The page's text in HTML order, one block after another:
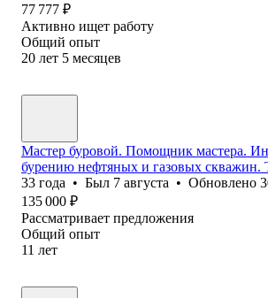
77 777 ₽
Активно ищет работу
Общий опыт
20 лет 5 месяцев
Мастер буровой. Помощник мастера.
бурению нефтяных и газовых скважин.
33 года • Был 7 августа • Обновлено
135 000 ₽
Рассматривает предложения
Общий опыт
11 лет